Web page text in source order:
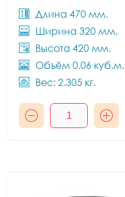
Длина 470 мм.
Ширина 320 мм.
Высота 420 мм.
Объём 0.06 куб.м.
Вес: 2.305 кг.